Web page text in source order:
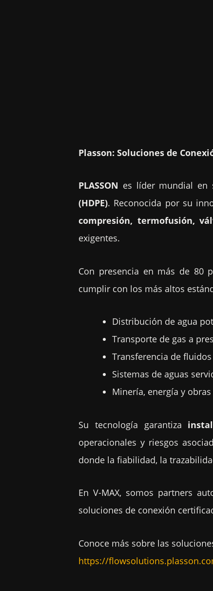
Plasson: Soluciones de
PLASSON es líder mundial en
(HDPE). Reconocida por su
compresión, termofusión,
exigentes.
Con presencia en más de 80
cumplir con los más altos
Distribución de agua
Transporte de gas a
Transferencia de
Sistemas de aguas
Minería, energía y
Su tecnología garantiza
operacionales y riesgos
donde la fiabilidad, la
En V-MAX, somos partners
soluciones de conexión
Conoce más sobre las
https://